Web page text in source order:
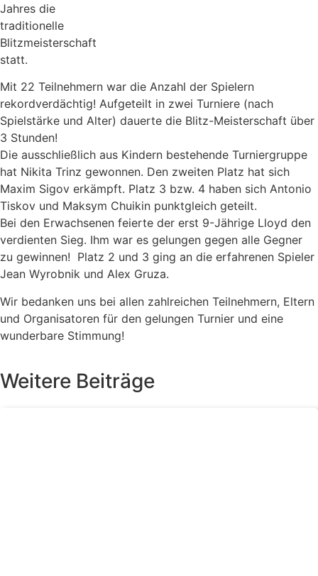
Jahres die
traditionelle
Blitzmeisterschaft
statt.
Mit 22 Teilnehmern war die Anzahl der Spielern
rekordverdächtig! Aufgeteilt in zwei Turniere (nach
Spielstärke und Alter) dauerte die Blitz-Meisterschaft über
3 Stunden!
Die ausschließlich aus Kindern bestehende Turniergruppe
hat Nikita Trinz gewonnen. Den zweiten Platz hat sich
Maxim Sigov erkämpft. Platz 3 bzw. 4 haben sich Antonio
Tiskov und Maksym Chuikin punktgleich geteilt.
Bei den Erwachsenen feierte der erst 9-Jährige Lloyd den
verdienten Sieg. Ihm war es gelungen gegen alle Gegner
zu gewinnen! Platz 2 und 3 ging an die erfahrenen Spieler
Jean Wyrobnik und Alex Gruza.
Wir bedanken uns bei allen zahlreichen Teilnehmern, Eltern
und Organisatoren für den gelungen Turnier und eine
wunderbare Stimmung!
Weitere Beiträge